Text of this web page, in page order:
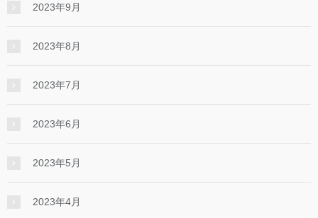
2023年9月
2023年8月
2023年7月
2023年6月
2023年5月
2023年4月